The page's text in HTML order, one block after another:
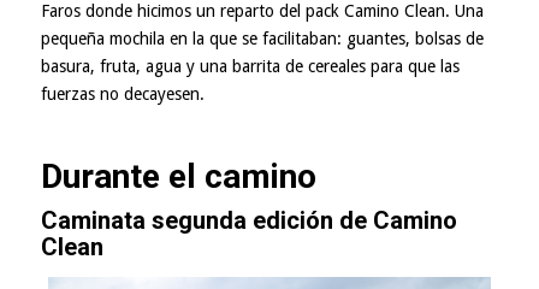
Faros donde hicimos un reparto del pack Camino Clean. Una
pequeña mochila en la que se facilitaban: guantes, bolsas de
basura, fruta, agua y una barrita de cereales para que las
fuerzas no decayesen.
Durante el camino
Caminata segunda edición de Camino
Clean